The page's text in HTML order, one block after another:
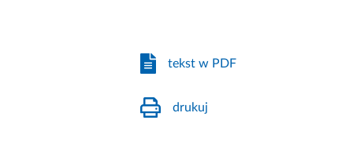
tekst w PDF
drukuj